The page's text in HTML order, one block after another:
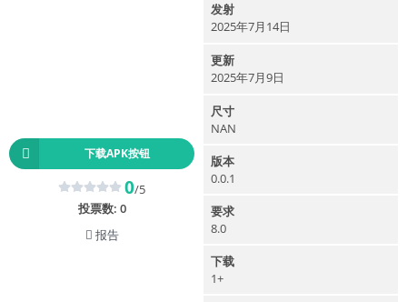
下载APK按钮
0/5
投票数: 0
报告
发射
2025年7月14日
更新
2025年7月9日
尺寸
NAN
版本
0.0.1
要求
8.0
下载
1+